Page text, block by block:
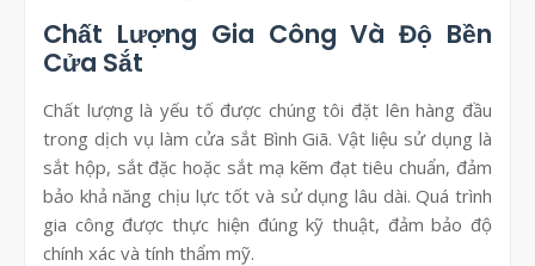
Chất Lượng Gia Công Và Độ Bền
Cửa Sắt
Chất lượng là yếu tố được chúng tôi đặt lên hàng đầu
trong dịch vụ làm cửa sắt Bình Giã. Vật liệu sử dụng là
sắt hộp, sắt đặc hoặc sắt mạ kẽm đạt tiêu chuẩn, đảm
bảo khả năng chịu lực tốt và sử dụng lâu dài. Quá trình
gia công được thực hiện đúng kỹ thuật, đảm bảo độ
chính xác và tính thẩm mỹ.